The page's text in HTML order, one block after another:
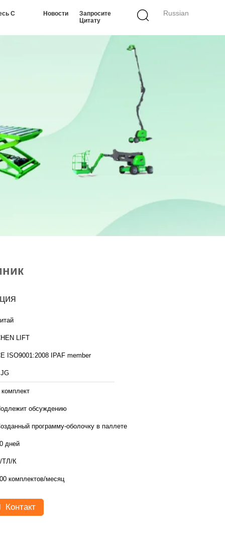
Russian
С Новости
Запросите
Цитату
LIFT
CE ISO9001:2008 IPAF member
комплект
обсуждению
программу-оболочку в паллете
дней
ТЛ/К
комплектов/месяц
Контакт